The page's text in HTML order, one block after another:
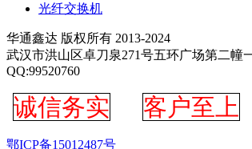
光纤交换机
华通鑫达 版权所有 2013-2024
武汉市洪山区卓刀泉271号五环广场第二幢
QQ:99520760
诚信务实 客户至上
鄂ICP备15012487号